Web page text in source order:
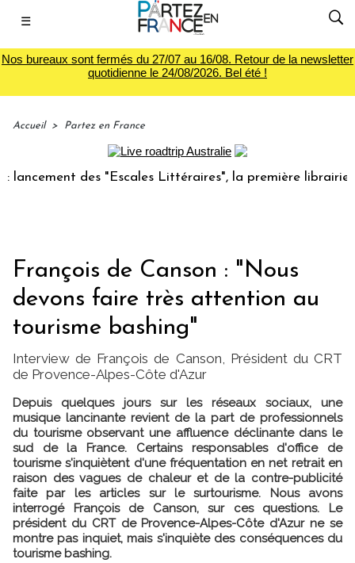
☰
Nos bureaux sont fermés du 27/07 au 16/08. Retour de la newsletter
quotidienne le 24/08/2026. Bel été !
Accueil > Partez en France
des "Escales Littéraires", la première librairie du
François de Canson : "Nous
devons faire très attention au
tourisme bashing"
Interview de François de Canson, Président du CRT
de Provence-Alpes-Côte d'Azur
Depuis quelques jours sur les réseaux sociaux, une
musique lancinante revient de la part de professionnels
du tourisme observant une affluence déclinante dans le
sud de la France. Certains responsables d'office de
tourisme s'inquiètent d'une fréquentation en net retrait en
raison des vagues de chaleur et de la contre-publicité
faite par les articles sur le surtourisme. Nous avons
interrogé François de Canson, sur ces questions. Le
président du CRT de Provence-Alpes-Côte d'Azur ne se
montre pas inquiet, mais s'inquiète des conséquences du
tourisme bashing.